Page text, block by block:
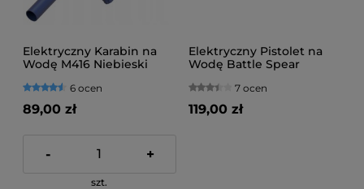
Elektryczny Karabin na
Wodę M416 Niebieski
6 ocen
89,00 zł
- +
szt.
Elektryczny Pistolet na
Wodę Battle Spear
7 ocen
119,00 zł